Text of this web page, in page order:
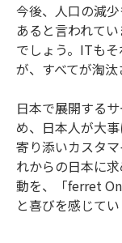
今後、人口の減
あると言われて
でしょう。ITも
が、すべてが淘汰
日本で展開する
め、日本人が大
寄り添いカスタ
れからの日本に
動を、「ferret
と喜びを感じてい